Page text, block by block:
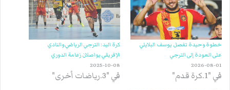
خطوة وحيدة تفصل يوسف البلايلي
على العودة إلى الترجي
2026-08-01
في "1.كرة قدم"
كرة اليد: الترجي الرياضي والنادي
الإفريقي يواصلان زعامة الدوري
2025-10-08
في "3.رياضات أخرى"